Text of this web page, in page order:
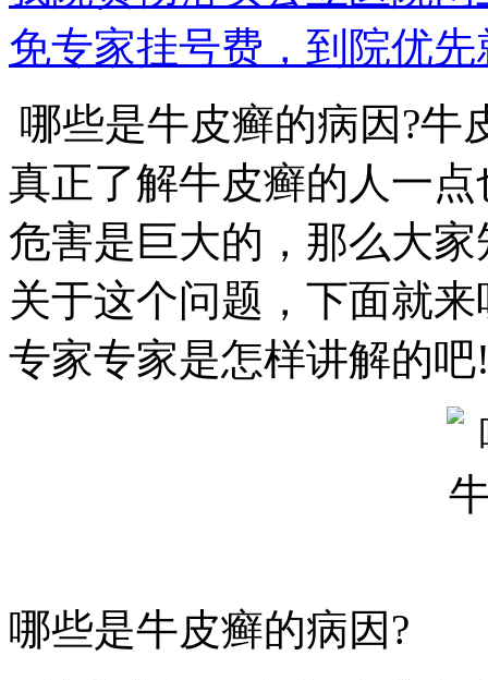
免专家挂号费，到院优先
哪些是牛皮癣的病因?牛
真正了解牛皮癣的人一
危害是巨大的，那么大
关于这个问题，下面就
专家专家是怎样讲解的吧
哪些是牛皮癣的病因?